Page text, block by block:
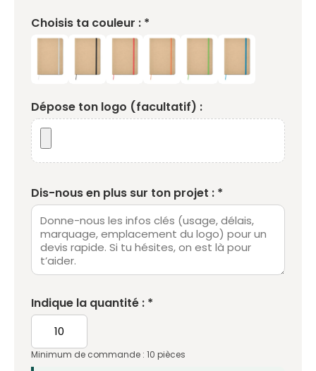
Choisis ta couleur : *
Dépose ton logo (facultatif) :
Dis-nous en plus sur ton projet : *
Indique la quantité : *
Minimum de commande : 10 pièces